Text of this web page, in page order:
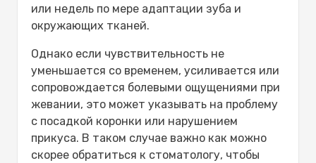
или недель по мере адаптации зуба и
окружающих тканей.
Однако если чувствительность не
уменьшается со временем, усиливается или
сопровождается болевыми ощущениями при
жевании, это может указывать на проблему
с посадкой коронки или нарушением
прикуса. В таком случае важно как можно
скорее обратиться к стоматологу, чтобы